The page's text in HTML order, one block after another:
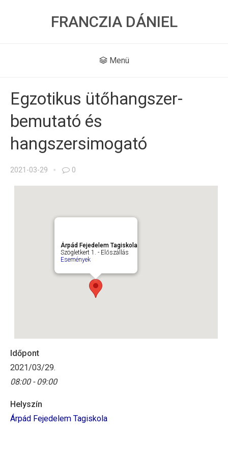
FRANCZIA DÁNIEL
Menü
Egzotikus ütőhangszer-
bemutató és
hangszersimogató
2021-03-29 0
Árpád Fejedelem Tagiskola
Szögletkert 1. - Előszállás
Események
Időpont
2021/03/29.
08:00 - 09:00
Helyszín
Árpád Fejedelem Tagiskola